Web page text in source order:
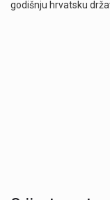
godišnju hrvatsku